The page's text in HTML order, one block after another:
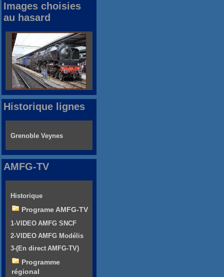
Images choisies
au hasard
Historique lignes
Grenoble Veynes
AMFG-TV
Historique
Programe AMFG-TV
1-VIDEO AMFG SNCF
2-VIDEO AMFG Modélis
3-(En direct AMFG-TV)
Programme
régional